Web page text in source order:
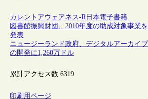
カレントアウェアネス-R日本電子書籍
図書館振興財団、2010年度の助成対象事業を
発表
ニュージーランド政府、デジタルアーカイブ
の開発に1,260万ドル
累計アクセス数:6319
印刷用ページ